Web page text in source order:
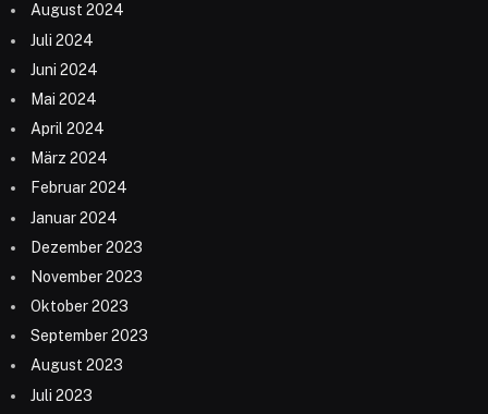
August 2024
Juli 2024
Juni 2024
Mai 2024
April 2024
März 2024
Februar 2024
Januar 2024
Dezember 2023
November 2023
Oktober 2023
September 2023
August 2023
Juli 2023